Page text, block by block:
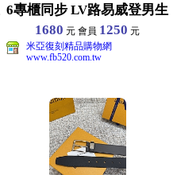
6專櫃同步 LV路易威登男生
1680 元 會員 1250 元
米亞復刻精品購物網
www.fb520.com.tw